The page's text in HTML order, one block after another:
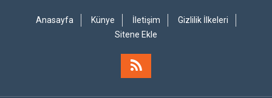
Anasayfa Künye İletişim
Gizlilik İlkeleri
Sitene Ekle